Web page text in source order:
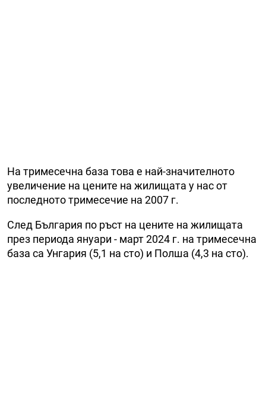
На тримесечна база това е най-значителното
увеличение на цените на жилищата у нас от
последното тримесечие на 2007 г.
След България по ръст на цените на жилищата
през периода януари - март 2024 г. на тримесечна
база са Унгария (5,1 на сто) и Полша (4,3 на сто).